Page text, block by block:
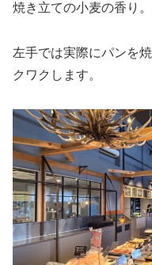
焼き立ての小麦の香り
左手では実際にパンを
クワクします。